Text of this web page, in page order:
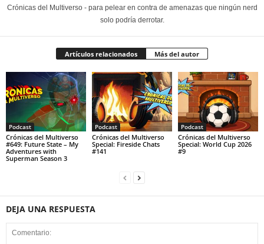
Crónicas del Multiverso - para pelear en contra de amenazas que ningún nerd
solo podría derrotar.
Artículos relacionados Más del autor
Podcast
Crónicas del Multiverso
#649: Future State – My
Adventures with
Superman Season 3
Podcast
Crónicas del Multiverso
Special: Fireside Chats
#141
Podcast
Crónicas del Multiverso
Special: World Cup 2026
#9
DEJA UNA RESPUESTA